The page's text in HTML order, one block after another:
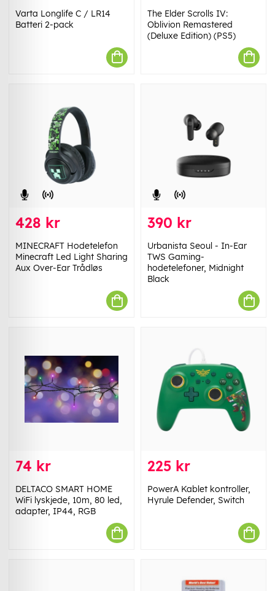
Varta Longlife C / LR14
Batteri 2-pack
The Elder Scrolls IV:
Oblivion Remastered
(Deluxe Edition) (PS5)
428 kr
MINECRAFT Hodetelefon
Minecraft Led Light Sharing
Aux Over-Ear Trådløs
390 kr
Urbanista Seoul - In-Ear
TWS Gaming-
hodetelefoner, Midnight
Black
74 kr
DELTACO SMART HOME
WiFi lyskjede, 10m, 80 led,
adapter, IP44, RGB
225 kr
PowerA Kablet kontroller,
Hyrule Defender, Switch